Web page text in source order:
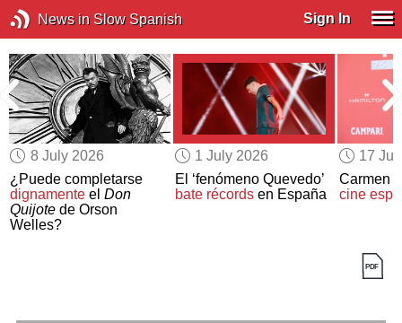
News in Slow Spanish Sign In
8 July 2026
¿Puede completarse
dignamente elDon
Quijote de Orson
Welles?
1 July 2026
El ‘fenómeno Quevedo’
bate récordsen España
17
Carmen
cine